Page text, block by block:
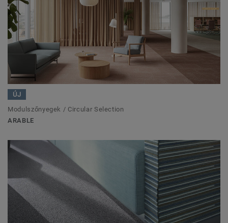
ÚJ
Modulszőnyegek / Circular Selection
ARABLE